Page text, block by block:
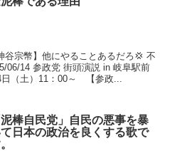
谷宗幣】他にやることあるだろ💢 不
06/14 参政党 街頭演説 in 岐阜駅前
（土）11：00～ 【参政...
泥棒自民党」自民の悪事を暴
日本の政治を良くする歌で